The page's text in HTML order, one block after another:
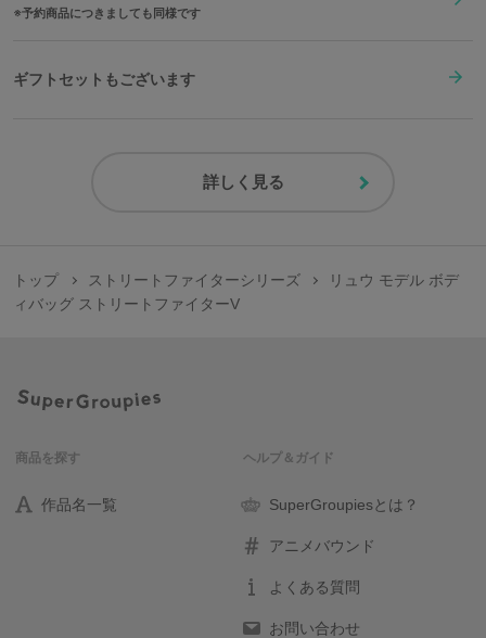
予約商品につきましても同様です
ギフトセットもございます
詳しく見る
トップ ストリートファイターシリーズ
リュウ モデル ボデ
ィバッグ ストリートファイターV
商品を探す
作品名一覧
ヘルプ＆ガイド
SuperGroupiesとは？
アニメバウンド
よくある質問
お問い合わせ